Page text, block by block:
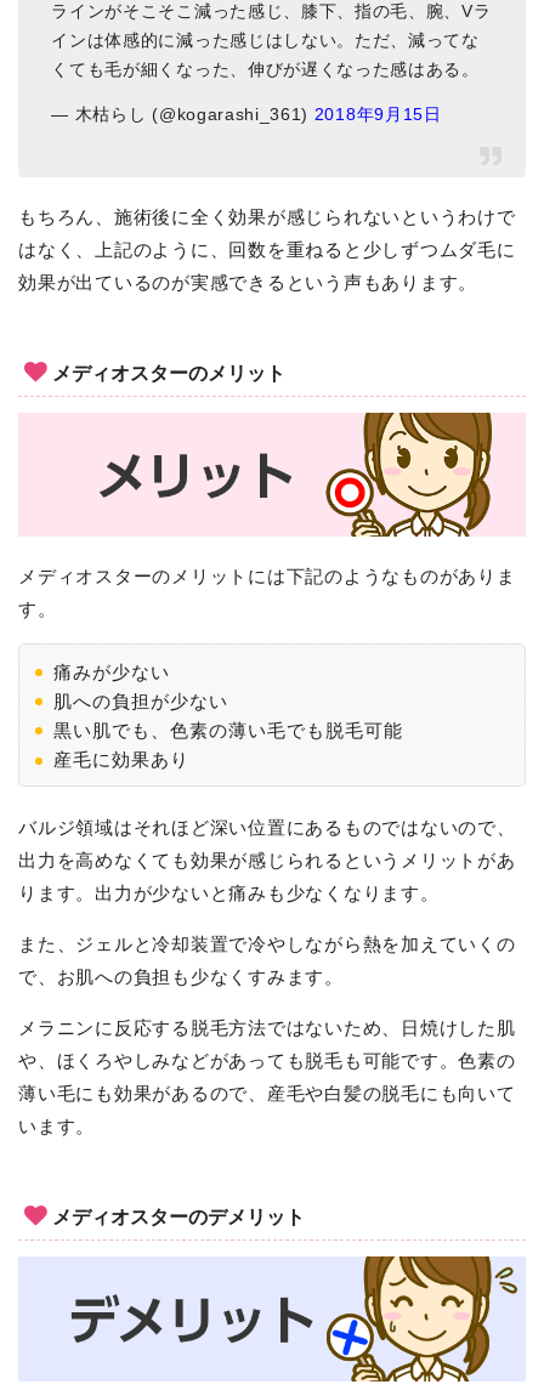
ラインがそこそこ減った感じ、膝下、指の毛、腕、Vラ
インは体感的に減った感じはしない。ただ、減ってな
くても毛が細くなった、伸びが遅くなった感はある。
— 木枯らし (@kogarashi_361) 2018年9月15日
もちろん、施術後に全く効果が感じられないというわけで
はなく、上記のように、回数を重ねると少しずつムダ毛に
効果が出ているのが実感できるという声もあります。
メディオスターのメリット
メディオスターのメリットには下記のようなものがありま
す。
痛みが少ない
肌への負担が少ない
黒い肌でも、色素の薄い毛でも脱毛可能
産毛に効果あり
バルジ領域はそれほど深い位置にあるものではないので、
出力を高めなくても効果が感じられるというメリットがあ
ります。出力が少ないと痛みも少なくなります。
また、ジェルと冷却装置で冷やしながら熱を加えていくの
で、お肌への負担も少なくすみます。
メラニンに反応する脱毛方法ではないため、日焼けした肌
や、ほくろやしみなどがあっても脱毛も可能です。色素の
薄い毛にも効果があるので、産毛や白髪の脱毛にも向いて
います。
メディオスターのデメリット